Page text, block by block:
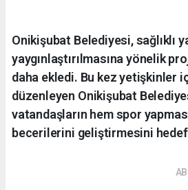
Onikişubat Belediyesi, sağlıklı
yaygınlaştırılmasına yönelik
daha ekledi. Bu kez yetişkinler
düzenleyen Onikişubat
vatandaşların hem spor
becerilerini geliştirmesini